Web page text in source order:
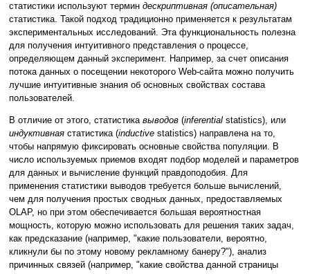
статистики используют термин дескриптивная (описательная)
статистика. Такой подход традиционно применяется к результатам
экспериментальных исследований. Эта функциональность полезна
для получения интуитивного представления о процессе,
определяющем данный эксперимент. Например, за счет описания
потока данных о посещении некоторого Web-сайта можно получить
лучшие интуитивные знания об основных свойствах состава
пользователей.
В отличие от этого, статистика выводов (inferential statistics), или
индуктивная статистика (inductive statistics) направлена на то,
чтобы напрямую фиксировать основные свойства популяции. В
число используемых приемов входят подбор моделей и параметров
для данных и вычисление функций правдоподобия. Для
применения статистики выводов требуется больше вычислений,
чем для получения простых сводных данных, предоставляемых
OLAP, но при этом обеспечивается большая вероятностная
мощность, которую можно использовать для решения таких задач,
как предсказание (например, "какие пользователи, вероятно,
кликнули бы по этому новому рекламному банеру?"), анализ
причинных связей (например, "какие свойства данной страницы